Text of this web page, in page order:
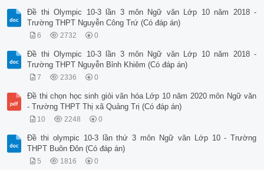
Đề thi Olympic 10-3 lần 3 môn Ngữ văn Lớp 10 năm 2018 -
Trường THPT Nguyễn Công Trứ (Có đáp án)
6 2732 0
Đề thi Olympic 10-3 lần 3 môn Ngữ văn Lớp 10 năm 2018 -
Trường THPT Nguyễn Bỉnh Khiêm (Có đáp án)
7 2336 0
Đề thi chọn học sinh giỏi văn hóa Lớp 10 năm 2020 môn Ngữ văn
- Trường THPT Thị xã Quảng Trị (Có đáp án)
10 2248 0
Đề thi olympic 10-3 lần thứ 3 môn Ngữ văn Lớp 10 - Trường
THPT Buôn Đôn (Có đáp án)
5 1816 0